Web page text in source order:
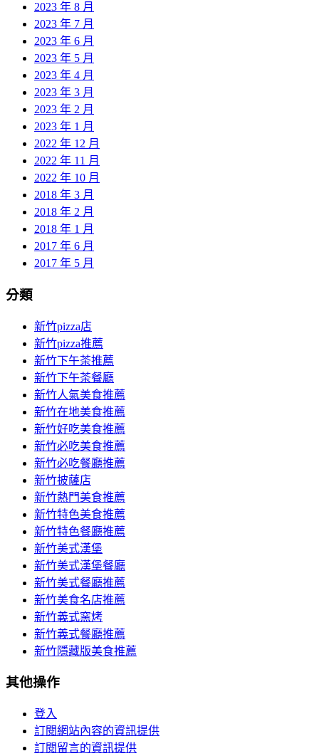
2023 年 8 月
2023 年 7 月
2023 年 6 月
2023 年 5 月
2023 年 4 月
2023 年 3 月
2023 年 2 月
2023 年 1 月
2022 年 12 月
2022 年 11 月
2022 年 10 月
2018 年 3 月
2018 年 2 月
2018 年 1 月
2017 年 6 月
2017 年 5 月
分類
新竹pizza店
新竹pizza推薦
新竹下午茶推薦
新竹下午茶餐廳
新竹人氣美食推薦
新竹在地美食推薦
新竹好吃美食推薦
新竹必吃美食推薦
新竹必吃餐廳推薦
新竹披薩店
新竹熱門美食推薦
新竹特色美食推薦
新竹特色餐廳推薦
新竹美式漢堡
新竹美式漢堡餐廳
新竹美式餐廳推薦
新竹美食名店推薦
新竹義式窯烤
新竹義式餐廳推薦
新竹隱藏版美食推薦
其他操作
登入
訂閱網站內容的資訊提供
訂閱留言的資訊提供